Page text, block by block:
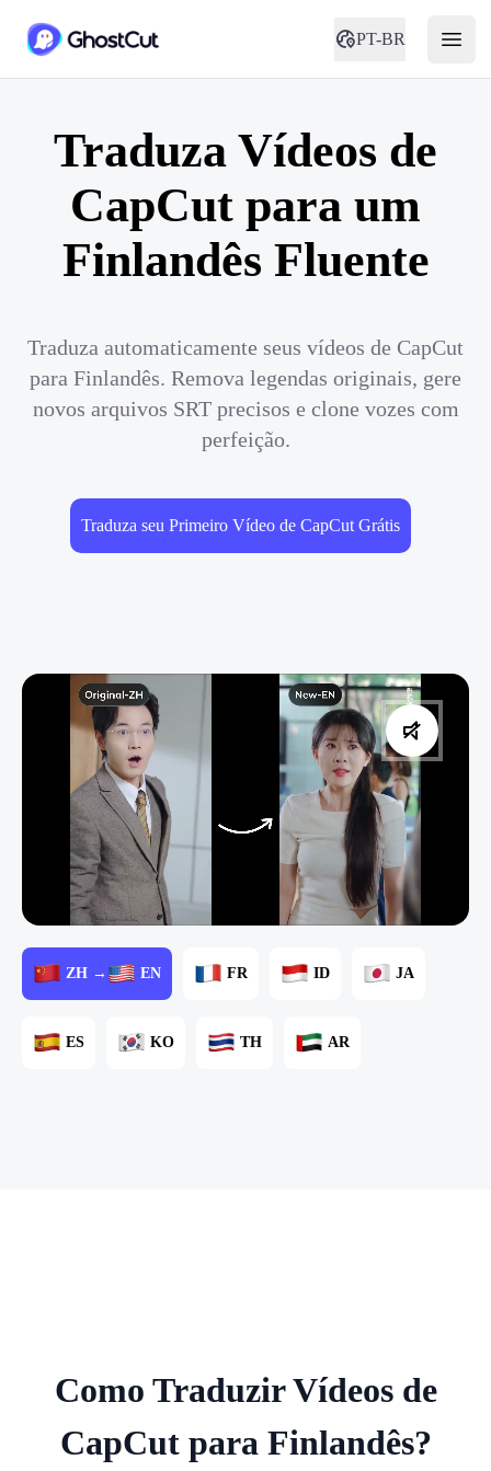
PT-BR
Traduza Vídeos de
CapCut para um
Finlandês Fluente
Traduza automaticamente seus vídeos de CapCut
para Finlandês. Remova legendas originais, gere
novos arquivos SRT precisos e clone vozes com
perfeição.
Traduza seu Primeiro Vídeo de CapCut Grátis
ZH → EN FR ID JA
ES KO TH AR
Como Traduzir Vídeos de
CapCut para Finlandês?